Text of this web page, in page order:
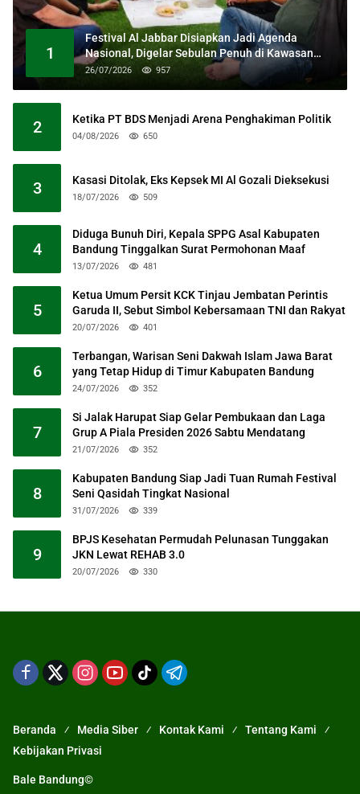
1
Festival Al Jabbar Disiapkan Jadi Agenda
Nasional, Digelar Sebulan Penuh di Kawasan
Masjid Raya Al Jabbar
26/07/2026 957
2 Ketika PT BDS Menjadi Arena Penghakiman Politik
04/08/2026 650
3 Kasasi Ditolak, Eks Kepsek MI Al Gozali Dieksekusi
18/07/2026 509
4
Diduga Bunuh Diri, Kepala SPPG Asal Kabupaten
Bandung Tinggalkan Surat Permohonan Maaf
13/07/2026 481
5
Ketua Umum Persit KCK Tinjau Jembatan Perintis
Garuda II, Sebut Simbol Kebersamaan TNI dan Rakyat
20/07/2026 401
6
Terbangan, Warisan Seni Dakwah Islam Jawa Barat
yang Tetap Hidup di Timur Kabupaten Bandung
24/07/2026 352
7
Si Jalak Harupat Siap Gelar Pembukaan dan Laga
Grup A Piala Presiden 2026 Sabtu Mendatang
21/07/2026 352
8
Kabupaten Bandung Siap Jadi Tuan Rumah Festival
Seni Qasidah Tingkat Nasional
31/07/2026 339
9
BPJS Kesehatan Permudah Pelunasan Tunggakan
JKN Lewat REHAB 3.0
20/07/2026 330
Beranda Media Siber Kontak Kami
Tentang Kami
Kebijakan Privasi
Bale Bandung©